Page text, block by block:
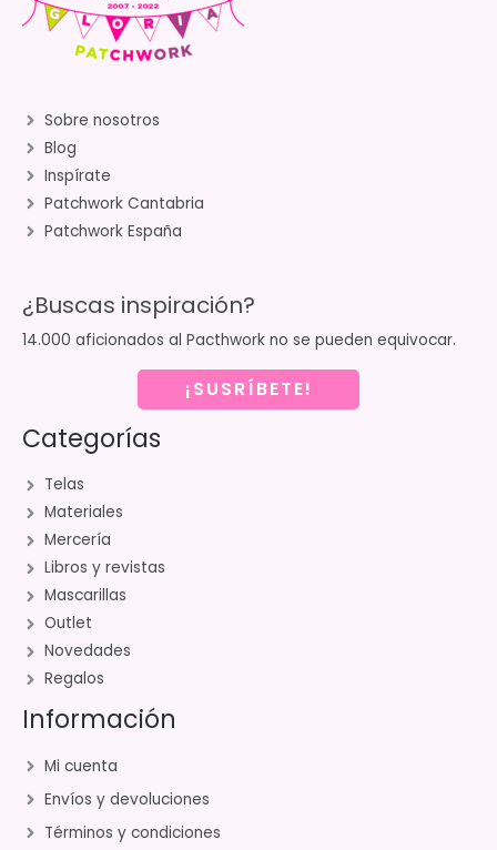
Sobre nosotros
Blog
Inspírate
Patchwork Cantabria
Patchwork España
¿Buscas inspiración?
14.000 aficionados al Pacthwork no se pueden equivocar.
¡SUSRÍBETE!
Categorías
Telas
Materiales
Mercería
Libros y revistas
Mascarillas
Outlet
Novedades
Regalos
Información
Mi cuenta
Envíos y devoluciones
Términos y condiciones